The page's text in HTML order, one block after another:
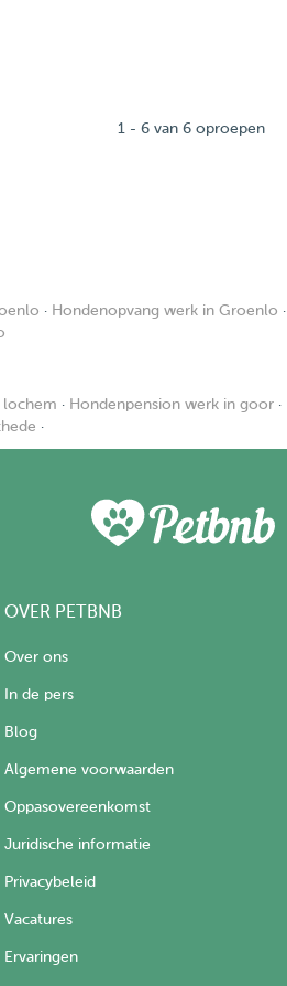
1 - 6 van 6 oproepen
· Hondenopvang werk in Groenlo ·
lochem · Hondenpension werk in goor ·
·
OVER PETBNB
Over ons
In de pers
Blog
Algemene voorwaarden
Oppasovereenkomst
Juridische informatie
Privacybeleid
Vacatures
Ervaringen